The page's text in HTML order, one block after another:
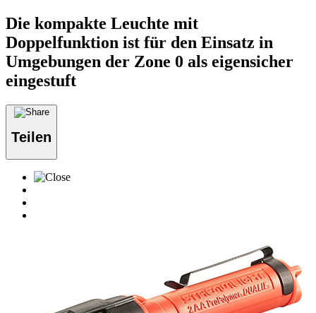
Die kompakte Leuchte mit
Doppelfunktion ist für den Einsatz in
Umgebungen der Zone 0 als eigensicher
eingestuft
Teilen